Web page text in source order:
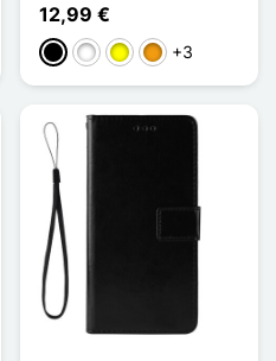
12,99 €
Schwarz
WeißGelbOrange
+3